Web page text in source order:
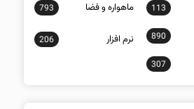
113 ماهواره و فضا 793
890 نرم افزار 206
307